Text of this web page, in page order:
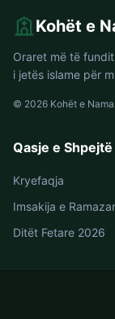
Kohët e
Oraret më të
i jetës islame për
© 2026 Kohët e
Qasje e Shpejtë
Kryefaqja
Imsakija e
Ditët Fetare 2026
Oraret e